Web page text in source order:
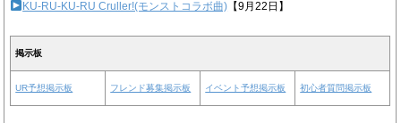
KU-RU-KU-RU Cruller!(モンストコラボ曲) 【9月22日】
掲示板
UR予想掲示板 フレンド募集掲示板 イベント予想掲示板 初心者質問掲示板